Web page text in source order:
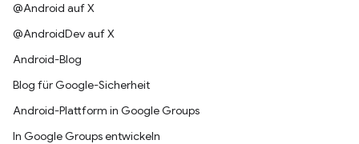
@Android auf X
@AndroidDev auf X
Android-Blog
Blog für Google-Sicherheit
Android-Plattform in Google Groups
In Google Groups entwickeln